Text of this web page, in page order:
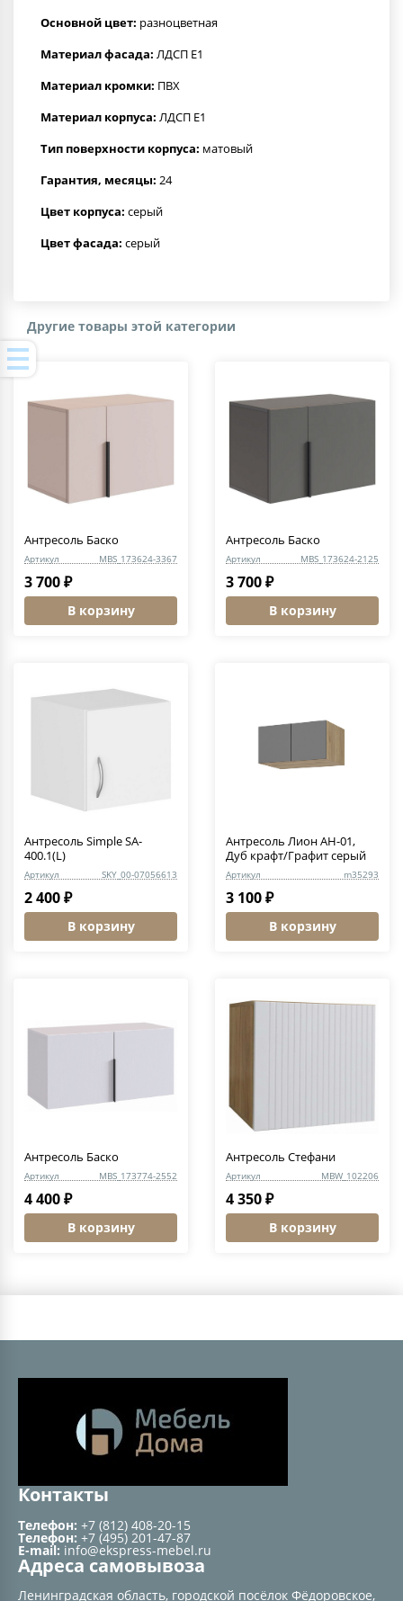
Основной цвет: разноцветная
Материал фасада: ЛДСП Е1
Материал кромки: ПВХ
Материал корпуса: ЛДСП Е1
Тип поверхности корпуса: матовый
Гарантия, месяцы: 24
Цвет корпуса: серый
Цвет фасада: серый
Другие товары этой категории
Антресоль Баско
Артикул MBS_173624-3367
3 700 ₽
В корзину
Антресоль Баско
Артикул MBS_173624-2125
3 700 ₽
В корзину
Антресоль Simple SA-
400.1(L)
Артикул SKY_00-07056613
2 400 ₽
В корзину
Антресоль Лион АН-01,
Дуб крафт/Графит серый
Артикул m35293
3 100 ₽
В корзину
Антресоль Баско
Артикул MBS_173774-2552
4 400 ₽
В корзину
Антресоль Стефани
Артикул MBW_102206
4 350 ₽
В корзину
Контакты
Телефон: +7 (812) 408-20-15
Телефон: +7 (495) 201-47-87
E-mail: info@ekspress-mebel.ru
Адреса самовывоза
Ленинградская область, городской посёлок Фёдоровское,